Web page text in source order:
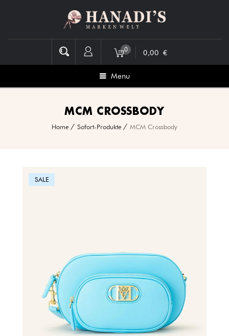
0 0,00 €
Menu
MCM CROSSBODY
Home Sofort-Produkte MCM Crossbody
SALE